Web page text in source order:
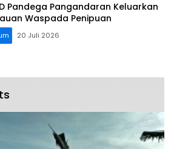
Pandega Pangandaran Keluarkan
Waspada Penipuan
20 Juli 2026